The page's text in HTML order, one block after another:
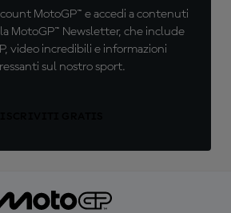
MotoGP™ e accedi a contenuti
MotoGP™ Newsletter, che include
video incredibili e informazioni
sul nostro sport.